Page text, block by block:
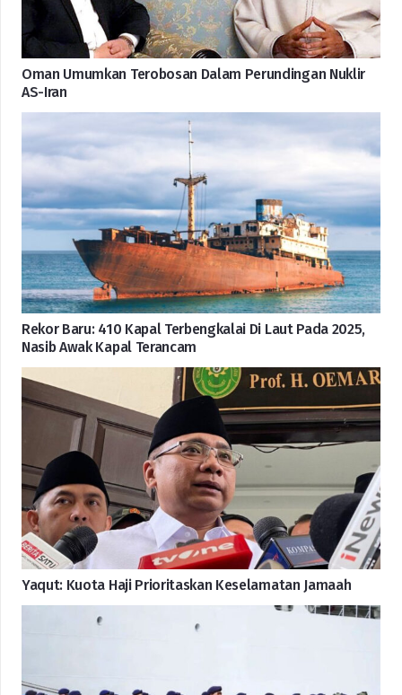
Oman Umumkan Terobosan Dalam Perundingan Nuklir
AS-Iran
Rekor Baru: 410 Kapal Terbengkalai Di Laut Pada 2025,
Nasib Awak Kapal Terancam
Yaqut: Kuota Haji Prioritaskan Keselamatan Jamaah